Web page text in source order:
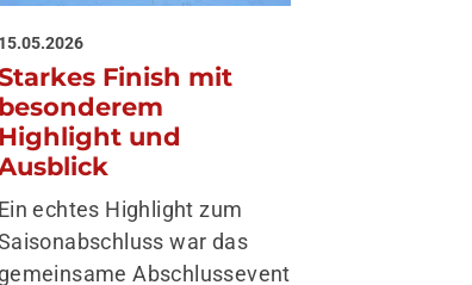
15.05.2026
Starkes Finish mit
besonderem
Highlight und
Ausblick
Ein echtes Highlight zum
Saisonabschluss war das
gemeinsame Abschlussevent